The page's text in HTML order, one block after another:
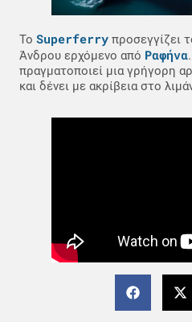
To Superferry προσεγγίζει
Άνδρου ερχόμενο από Ραφήνα
πραγματοποιεί μια γρήγορη
και δένει με ακρίβεια στο